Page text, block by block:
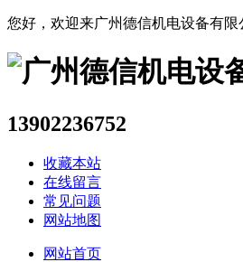
您好，欢迎来广州德信机电设备有限
13902236752
收藏本站
在线留言
常见问题
网站地图
网站首页